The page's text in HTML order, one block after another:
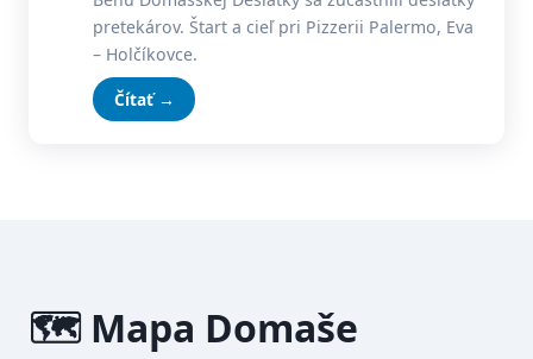
pretekárov. Štart a cieľ pri Pizzerii Palermo, Eva
– Holčíkovce.
Čítať →
🗺️ Mapa Domaše